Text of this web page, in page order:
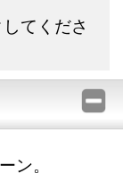
てくださ
ン。